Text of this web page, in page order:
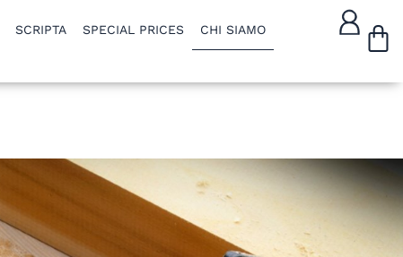
SCRIPTA SPECIAL PRICES CHI SIAMO